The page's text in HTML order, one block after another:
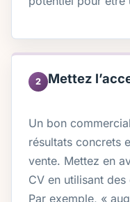
2 Mettez
Un bon
résultats concrets
vente. Mettez en
CV en utilisant
Par exemple, «